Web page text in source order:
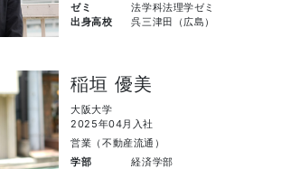
ゼミ
法学科法理学ゼミ
出身高校
呉三津田（広島）
稲垣 優美
大阪大学
2025年04月入社
営業（不動産流通）
学部
経済学部